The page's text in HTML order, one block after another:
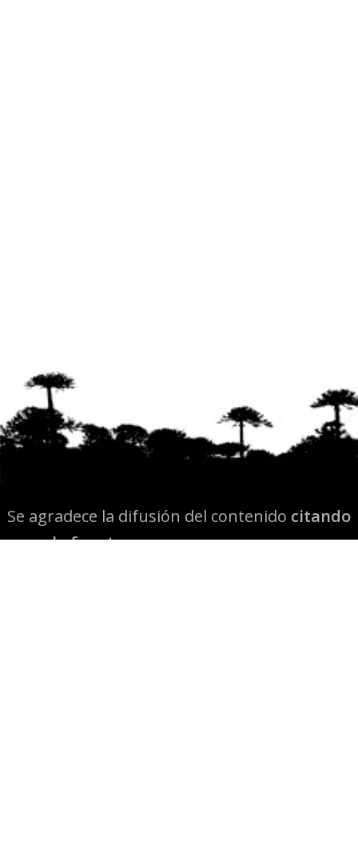
Se agradece la difusión del contenido citando
la fuente www.mapuexpress.org